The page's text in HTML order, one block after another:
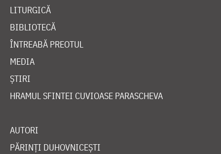
LITURGICĂ
BIBLIOTECĂ
ÎNTREABĂ PREOTUL
MEDIA
ȘTIRI
HRAMUL SFINTEI CUVIOASE PARASCHEVA
AUTORI
PĂRINȚI DUHOVNICEȘTI